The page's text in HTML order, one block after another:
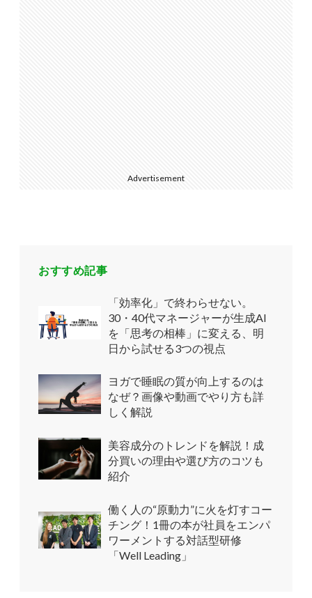
Advertisement
おすすめ記事
「効率化」で終わらせない。
30・40代マネージャーが生成AI
を「思考の相棒」に変える、明
日から試せる3つの視点
ヨガで睡眠の質が向上するのは
なぜ？画像や動画でやり方も詳
しく解説
美容成分のトレンドを解説！成
分買いの理由や選び方のコツも
紹介
働く人の“原動力”に火を灯すコー
チング！1冊の本が社員をエンパ
ワーメントする対話型研修
「Well Leading」